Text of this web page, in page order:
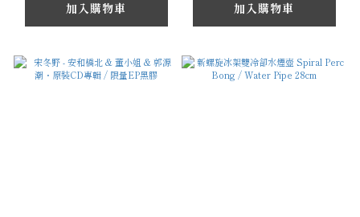
加入購物車 加入購物車